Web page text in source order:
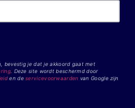
bevestig je dat je akkoord gaat met
. Deze site wordt beschermd door
en deservicevoorwaarden van Google zijn